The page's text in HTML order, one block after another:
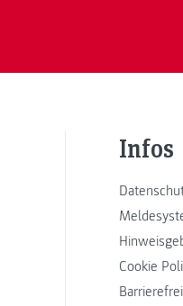
Infos
Cookie